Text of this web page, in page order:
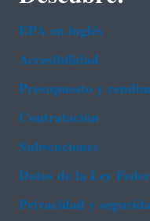
EPA en ingl‌és
Accesibilidad
Presupuesto y
Contratación
Subvenciones
Datos de la Ley
Privacidad y